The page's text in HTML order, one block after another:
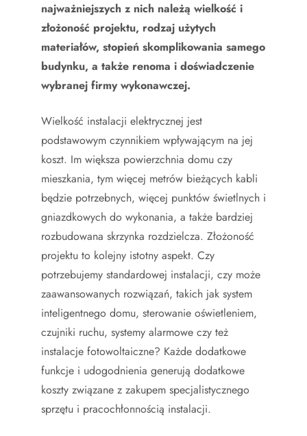
najważniejszych z nich należą wielkość i
złożoność projektu, rodzaj użytych
materiałów, stopień skomplikowania samego
budynku, a także renoma i doświadczenie
wybranej firmy wykonawczej.
Wielkość instalacji elektrycznej jest
podstawowym czynnikiem wpływającym na jej
koszt. Im większa powierzchnia domu czy
mieszkania, tym więcej metrów bieżących kabli
będzie potrzebnych, więcej punktów świetlnych i
gniazdkowych do wykonania, a także bardziej
rozbudowana skrzynka rozdzielcza. Złożoność
projektu to kolejny istotny aspekt. Czy
potrzebujemy standardowej instalacji, czy może
zaawansowanych rozwiązań, takich jak system
inteligentnego domu, sterowanie oświetleniem,
czujniki ruchu, systemy alarmowe czy też
instalacje fotowoltaiczne? Każde dodatkowe
funkcje i udogodnienia generują dodatkowe
koszty związane z zakupem specjalistycznego
sprzętu i pracochłonnością instalacji.